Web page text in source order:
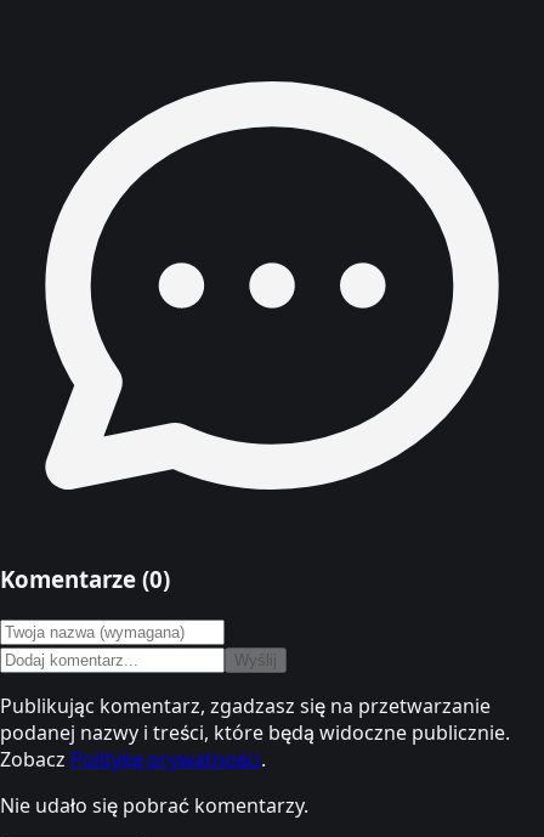
Komentarze (0)
Wyślij
Publikując komentarz, zgadzasz się na przetwarzanie
podanej nazwy i treści, które będą widoczne publicznie.
Zobacz Politykę prywatności.
Nie udało się pobrać komentarzy.